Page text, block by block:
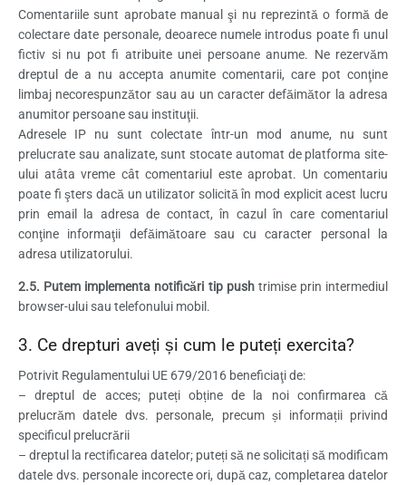
Comentariile sunt aprobate manual şi nu reprezintă o formă de
colectare date personale, deoarece numele introdus poate fi unul
fictiv si nu pot fi atribuite unei persoane anume. Ne rezervăm
dreptul de a nu accepta anumite comentarii, care pot conţine
limbaj necorespunzător sau au un caracter defăimător la adresa
anumitor persoane sau instituţii.
Adresele IP nu sunt colectate într-un mod anume, nu sunt
prelucrate sau analizate, sunt stocate automat de platforma site-
ului atâta vreme cât comentariul este aprobat. Un comentariu
poate fi şters dacă un utilizator solicită în mod explicit acest lucru
prin email la adresa de contact, în cazul în care comentariul
conţine informaţii defăimătoare sau cu caracter personal la
adresa utilizatorului.
2.5. Putem implementa notificări tip pushtrimise prin intermediul
browser-ului sau telefonului mobil.
3. Ce drepturi aveți și cum le puteți exercita?
Potrivit Regulamentului UE 679/2016 beneficiaţi de:
– dreptul de acces; puteți obține de la noi confirmarea că
prelucrăm datele dvs. personale, precum și informații privind
specificul prelucrării
– dreptul la rectificarea datelor; puteți să ne solicitați să modificam
datele dvs. personale incorecte ori, după caz, completarea datelor